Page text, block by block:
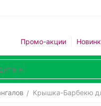
Промо-акции
/ Крышка-Барбекю